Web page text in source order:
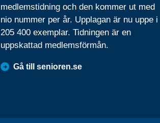
medlemstidning och den kommer ut med
nio nummer per år. Upplagan är nu uppe i
205 400 exemplar. Tidningen är en
uppskattad medlemsförmån.
Gå till senioren.se